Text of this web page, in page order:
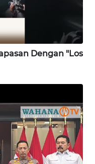
Dengan "Los